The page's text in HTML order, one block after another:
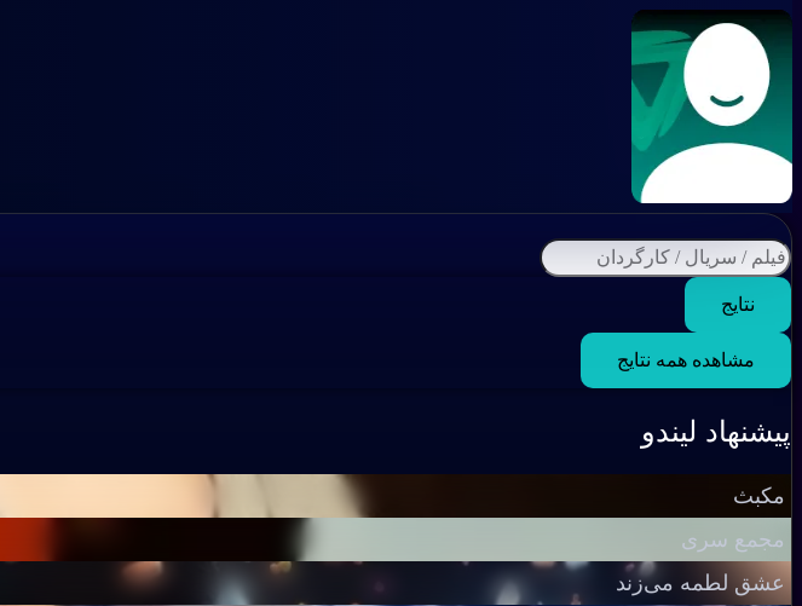
نتایج
مشاهده همه نتایج
پیشنهاد لیندو
مکبث
مجمع سری
عشق لطمه می‌زند